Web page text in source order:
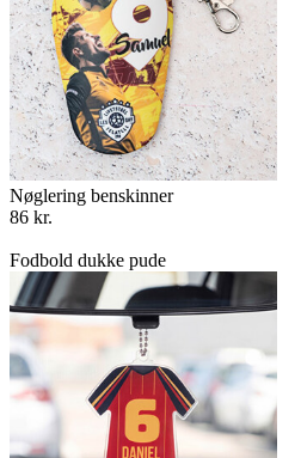
Nøglering benskinner
86 kr.
Fodbold dukke pude